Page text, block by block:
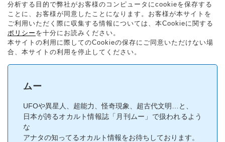
分析する目的で弊社がお客様のコンピュータにcookieを保存する
ことに、お客様が同意したことになります。お客様が本サイトを
ご利用いただく際に収集する情報については、本Cookieに関する
ポリシー を十分にお読みください。
本サイトの利用に際してのCookieの保存にご同意いただけない場
合、本サイトの利用を停止してください。
ムー
UFOや異星人、超能力、怪奇現象、超古代文明…と、
日本が誇るオカルト情報誌「月刊ムー」で扱われるよう
な
アナタの知ってるオカルト情報をお待ちしております。